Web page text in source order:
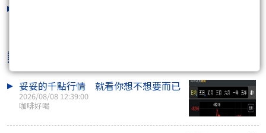
熱門焦點文章
妥妥的千點行情 就看你想不想要而已
2026/08/08 12:39:00
咖啡好喝